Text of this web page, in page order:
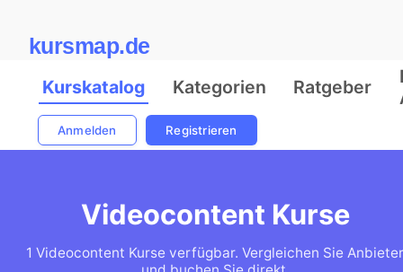
kursmap.de
Kurskatalog Kategorien Ratgeber
Anmelden Registrieren
Videocontent Kurse
1 Videocontent Kurse verfügbar. Vergleichen Sie Anbieter